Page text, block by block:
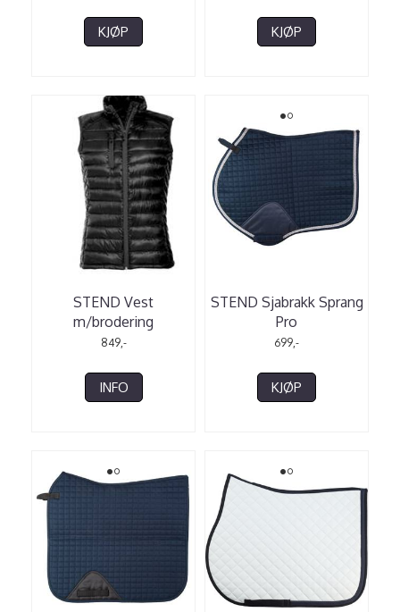
KJØP KJØP
STEND Vest
m/brodering
849,-
INFO
STEND Sjabrakk Sprang
Pro
699,-
KJØP